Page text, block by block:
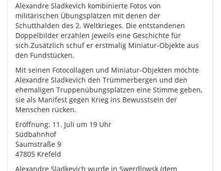
Alexandre Sladkevich kombinierte Fotos von
militärischen Übungsplätzen mit denen der
Schutthalden des 2. Weltkrieges. Die entstandenen
Doppelbilder erzählen jeweils eine Geschichte für
sich.Zusätzlich schuf er erstmalig Miniatur-Objekte aus
den Fundstücken.
Mit seinen Fotocollagen und Miniatur-Objekten möchte
Alexandre Sladkevich den Trümmerbergen und den
ehemaligen Truppenübungsplätzen eine Stimme geben,
sie als Manifest gegen Krieg ins Bewusstsein der
Menschen rücken.
Eröffnung: 11. Juli um 19 Uhr
Südbahnhof
Saumstraße 9
47805 Krefeld
Alexandre Sladkevich wurde in Swerdlowsk (dem